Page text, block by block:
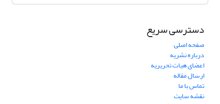
دسترسی سریع
صفحه اصلی
درباره نشریه
اعضای هیات تحریریه
ارسال مقاله
تماس با ما
نقشه سایت